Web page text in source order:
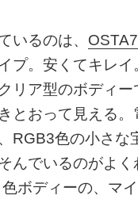
いるのは、
プ。安くてキレイ
リア型のボディー
とおって見える
RGB3色の小さな
んでいるのがよく
ボディーの、マ